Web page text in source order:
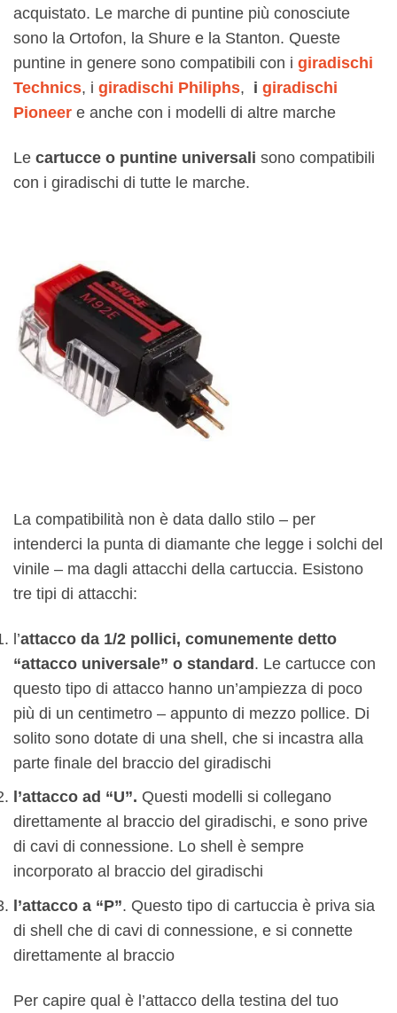
acquistato. Le marche di puntine più conosciute
sono la Ortofon, la Shure e la Stanton. Queste
puntine in genere sono compatibili con i giradischi
Technics, i giradischi Philiphs, i giradischi
Pioneer e anche con i modelli di altre marche
Le cartucce o puntine universali sono compatibili
con i giradischi di tutte le marche.
La compatibilità non è data dallo stilo – per
intenderci la punta di diamante che legge i solchi del
vinile – ma dagli attacchi della cartuccia. Esistono
tre tipi di attacchi:
l’attacco da 1/2 pollici, comunemente detto
“attacco universale” o standard. Le cartucce con
questo tipo di attacco hanno un’ampiezza di poco
più di un centimetro – appunto di mezzo pollice. Di
solito sono dotate di una shell, che si incastra alla
parte finale del braccio del giradischi
l’attacco ad “U”. Questi modelli si collegano
direttamente al braccio del giradischi, e sono prive
di cavi di connessione. Lo shell è sempre
incorporato al braccio del giradischi
l’attacco a “P”. Questo tipo di cartuccia è priva sia
di shell che di cavi di connessione, e si connette
direttamente al braccio
Per capire qual è l’attacco della testina del tuo